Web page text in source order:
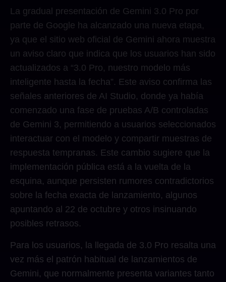
La gradual presentación de Gemini 3.0 Pro por
parte de Google ha alcanzado una nueva etapa,
ya que el sitio web oficial de Gemini ahora muestra
un aviso claro que indica que los usuarios han sido
actualizados a “3.0 Pro, nuestro modelo más
inteligente hasta la fecha”. Este aviso confirma las
señales anteriores de AI Studio, donde ya había
comenzado una fase de pruebas A/B controladas
de Gemini 3, permitiendo a usuarios seleccionados
interactuar con el modelo y compartir muestras de
respuesta tempranas. Este cambio sugiere que la
implementación pública está a la vuelta de la
esquina, aunque persisten rumores contradictorios
sobre la fecha exacta de lanzamiento, algunos
apuntando al 22 de octubre y otros insinuando
posibles retrasos.
Para los usuarios, la llegada de 3.0 Pro resalta una
vez más el patrón habitual de lanzamientos de
Gemini, que normalmente presenta variantes tanto